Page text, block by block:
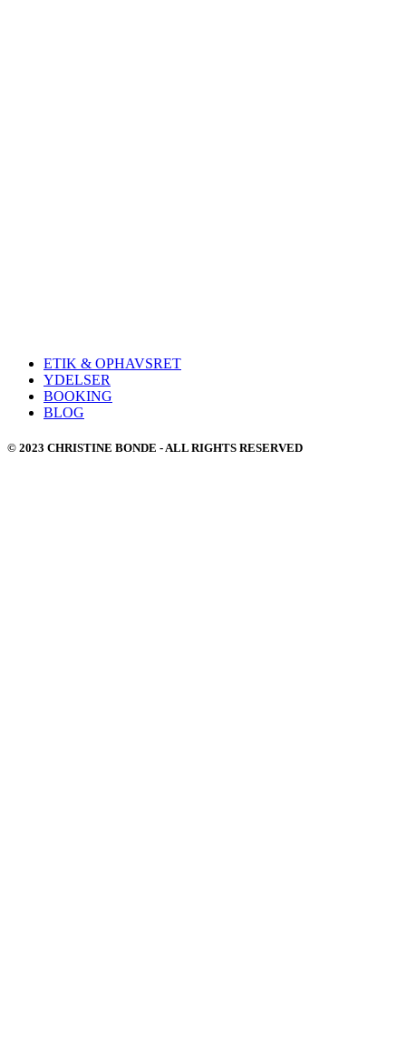
ETIK & OPHAVSRET
YDELSER
BOOKING
BLOG
© 2023 CHRISTINE BONDE - ALL RIGHTS RESERVED